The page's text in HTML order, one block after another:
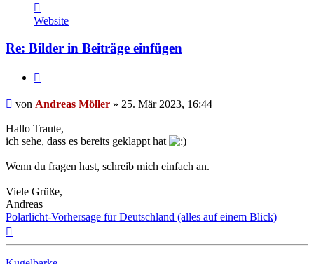
von
Andreas
Möller
Website
Re: Bilder in Beiträge einfügen
Beitrag
von Andreas Möller » 25. Mär 2023, 16:44
Hallo Traute,
ich sehe, dass es bereits geklappt hat
Wenn du fragen hast, schreib mich einfach an.
Viele Grüße,
Andreas
Polarlicht-Vorhersage für Deutschland (alles auf einem Blick)